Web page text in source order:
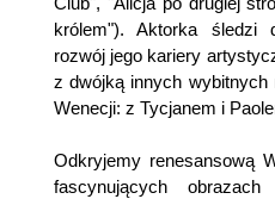
królem"). Aktorka śledzi
rozwój jego kariery
z dwójką innych
Wenecji: z Tycjanem i
Odkryjemy renesansową
fascynujących obrazach